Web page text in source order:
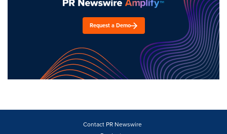
Request a Demo
Contact PR Newswire